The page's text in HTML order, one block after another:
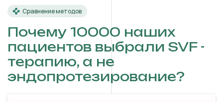
Сравнение методов
Почему 10000 наших
пациентов выбрали SVF -
терапию, а не
эндопротезирование?